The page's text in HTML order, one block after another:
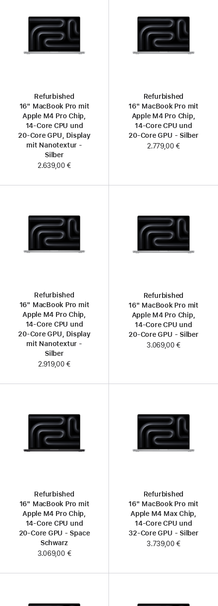
Refurbished
16" MacBook Pro mit
Apple M4 Pro Chip,
14‑Core CPU und
20‑Core GPU, Display
mit Nanotextur -
Silber
2.639,00 €
Refurbished
16" MacBook Pro mit
Apple M4 Pro Chip,
14‑Core CPU und
20‑Core GPU - Silber
2.779,00 €
Refurbished
16" MacBook Pro mit
Apple M4 Pro Chip,
14‑Core CPU und
20‑Core GPU, Display
mit Nanotextur -
Silber
2.919,00 €
Refurbished
16" MacBook Pro mit
Apple M4 Pro Chip,
14‑Core CPU und
20‑Core GPU - Silber
3.069,00 €
Refurbished
16" MacBook Pro mit
Apple M4 Pro Chip,
14‑Core CPU und
20‑Core GPU - Space
Schwarz
3.069,00 €
Refurbished
16" MacBook Pro mit
Apple M4 Max Chip,
14‑Core CPU und
32‑Core GPU - Silber
3.739,00 €